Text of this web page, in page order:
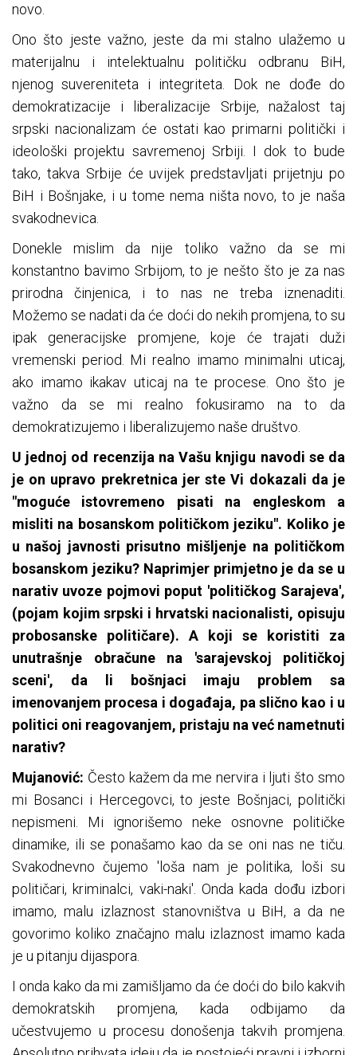
novo.
Ono što jeste važno, jeste da mi stalno ulažemo u
materijalnu i intelektualnu političku odbranu BiH,
njenog suvereniteta i integriteta. Dok ne dođe do
demokratizacije i liberalizacije Srbije, nažalost taj
srpski nacionalizam će ostati kao primarni politički i
ideološki projektu savremenoj Srbiji. I dok to bude
tako, takva Srbije će uvijek predstavljati prijetnju po
BiH i Bošnjake, i u tome nema ništa novo, to je naša
svakodnevica.
Donekle mislim da nije toliko važno da se mi
konstantno bavimo Srbijom, to je nešto što je za nas
prirodna činjenica, i to nas ne treba iznenaditi.
Možemo se nadati da će doći do nekih promjena, to su
ipak generacijske promjene, koje će trajati duži
vremenski period. Mi realno imamo minimalni uticaj,
ako imamo ikakav uticaj na te procese. Ono što je
važno da se mi realno fokusiramo na to da
demokratizujemo i liberalizujemo naše društvo.
U jednoj od recenzija na Vašu knjigu navodi se da
je on upravo prekretnica jer ste Vi dokazali da je
"moguće istovremeno pisati na engleskom a
misliti na bosanskom političkom jeziku". Koliko je
u našoj javnosti prisutno mišljenje na političkom
bosanskom jeziku? Naprimjer primjetno je da se u
narativ uvoze pojmovi poput 'političkog Sarajeva',
(pojam kojim srpski i hrvatski nacionalisti, opisuju
probosanske političare). A koji se koristiti za
unutrašnje obračune na 'sarajevskoj političkoj
sceni', da li bošnjaci imaju problem sa
imenovanjem procesa i događaja, pa slično kao i u
politici oni reagovanjem, pristaju na već nametnuti
narativ?
Mujanović: Često kažem da me nervira i ljuti što smo
mi Bosanci i Hercegovci, to jeste Bošnjaci, politički
nepismeni. Mi ignorišemo neke osnovne političke
dinamike, ili se ponašamo kao da se oni nas ne tiču.
Svakodnevno čujemo 'loša nam je politika, loši su
političari, kriminalci, vaki-naki'. Onda kada dođu izbori
imamo, malu izlaznost stanovništva u BiH, a da ne
govorimo koliko značajno malu izlaznost imamo kada
je u pitanju dijaspora.
I onda kako da mi zamišljamo da će doći do bilo kakvih
demokratskih promjena, kada odbijamo da
učestvujemo u procesu donošenja takvih promjena.